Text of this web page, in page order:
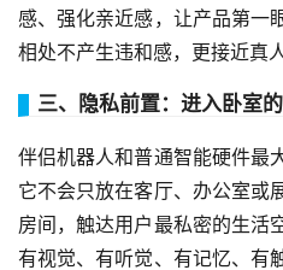
感、强化亲近感，让产品第一
相处不产生违和感，更接近真
三、隐私前置：进入卧室
伴侣机器人和普通智能硬件最
它不会只放在客厅、办公室或
房间，触达用户最私密的生活
有视觉、有听觉、有记忆、有